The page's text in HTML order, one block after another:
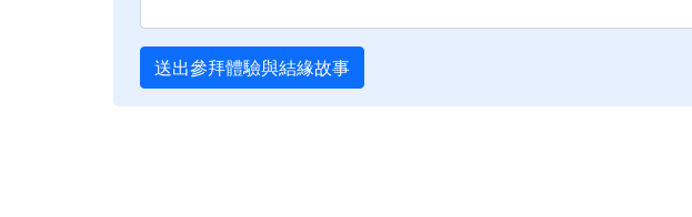
送出參拜體驗與結緣故事